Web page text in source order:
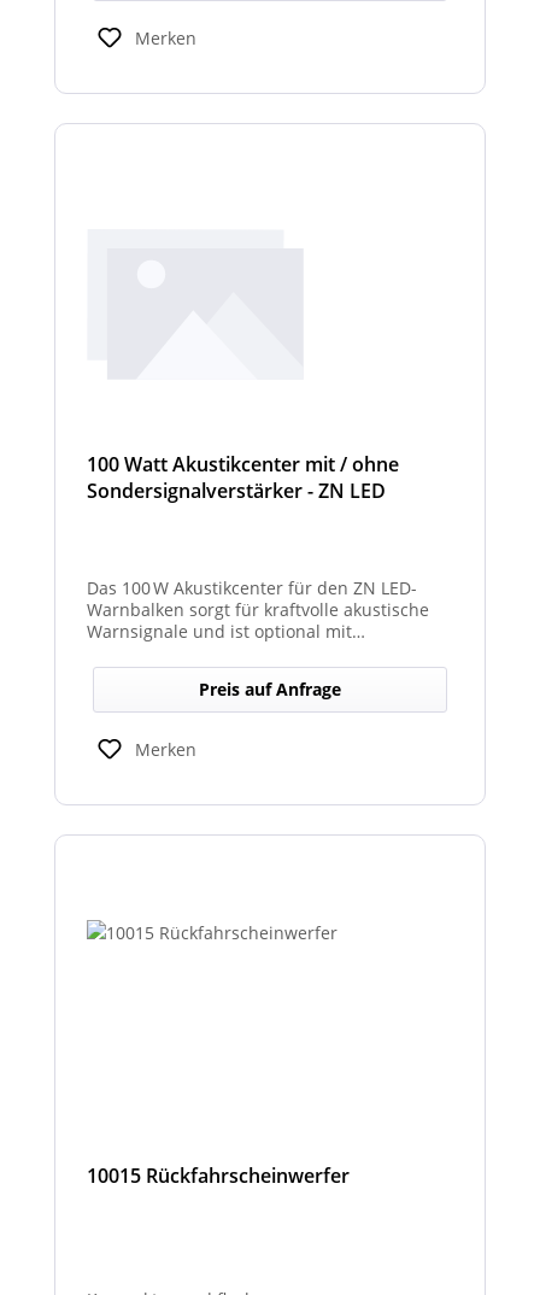
Merken
100 Watt Akustikcenter mit / ohne
Sondersignalverstärker - ZN LED
Das 100 W Akustikcenter für den ZN LED-
Warnbalken sorgt für kraftvolle akustische
Warnsignale und ist optional mit
erhältlich.
Preis auf Anfrage
Merken
10015 Rückfahrscheinwerfer